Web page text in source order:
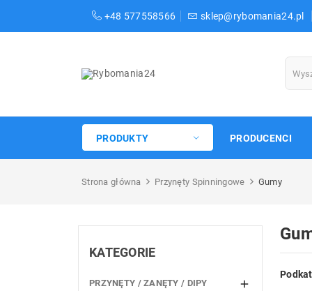
+48 577558566 sklep@rybomania24.pl
PRODUKTY PRODUCENCI
Strona główna Przynęty Spinningowe Gumy
KATEGORIE
PRZYNĘTY / ZANĘTY / DIPY 